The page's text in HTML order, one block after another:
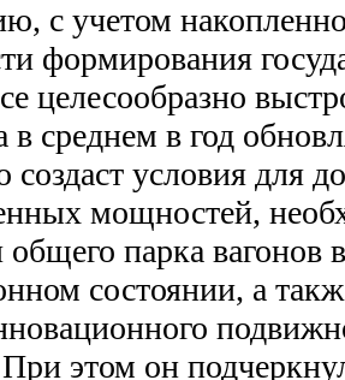
с учетом
формирования
целесообразно
в среднем в год
создаст условия для
мощностей,
парка вагонов
состоянии, а
этом он